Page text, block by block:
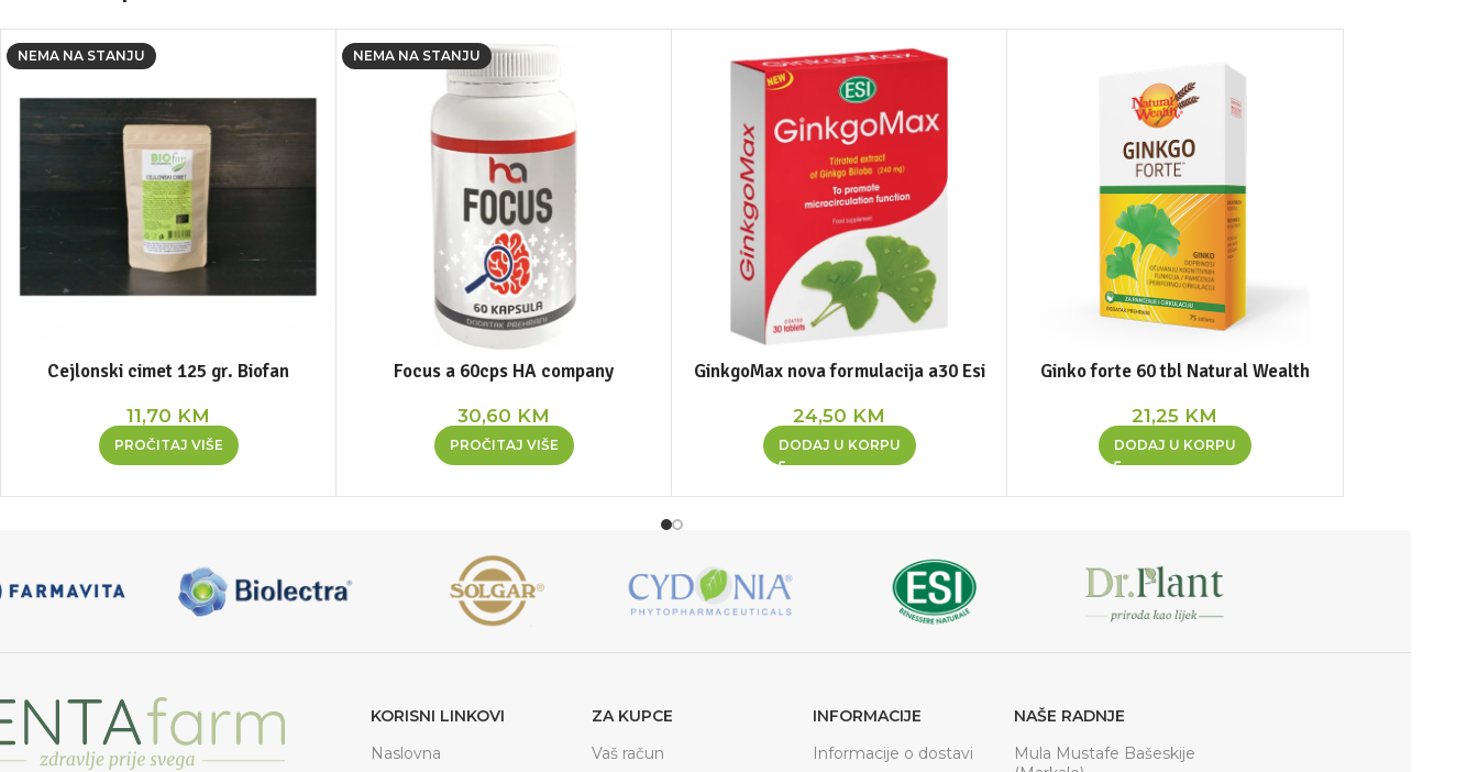
NEMA NA STANJU
Cejlonski cimet 125 gr. Biofan
11,70 KM
PROČITAJ VIŠE
NEMA NA STANJU
Focus a 60cps HA company
30,60 KM
PROČITAJ VIŠE
GinkgoMax nova formulacija a30 Esi
24,50 KM
DODAJ U KORPU
Ginko forte 60 tbl Natural Wealth
21,25 KM
DODAJ U KORPU
KORISNI LINKOVI
Naslovna
ZA KUPCE
Vaš račun
INFORMACIJE
Informacije o dostavi
NAŠE RADNJE
Mula Mustafe Bašeskije